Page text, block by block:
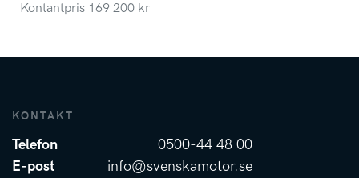
Kontantpris 169 200 kr
KONTAKT
Telefon
0500-44 48 00
E-post
info@svenskamotor.se